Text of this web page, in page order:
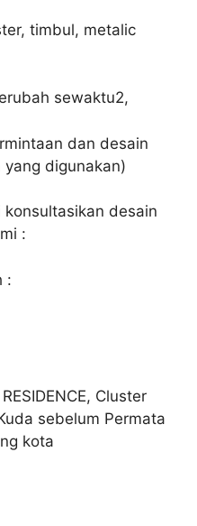
timbul, metalic
sewaktu2,
dan desain
digunakan)
desain
:
:
Cluster
sebelum Permata
kota